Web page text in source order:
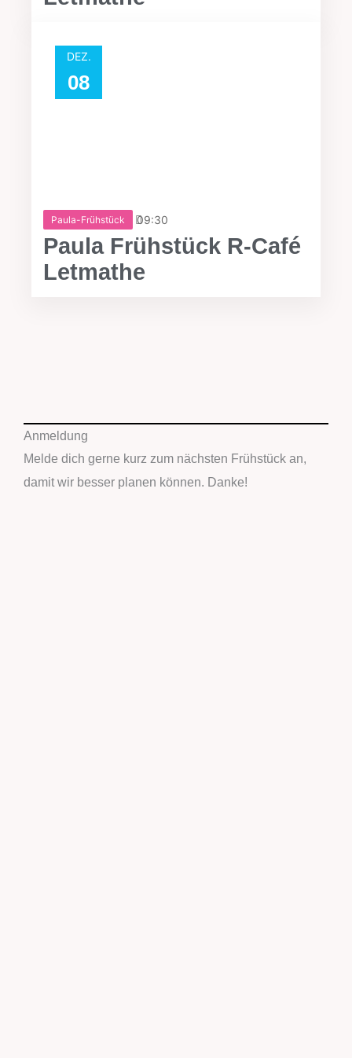
DEZ.
08
Paula-Frühstück 09:30
Paula Frühstück R-Café
Letmathe
Anmeldung
Melde dich gerne kurz zum nächsten Frühstück an,
damit wir besser planen können. Danke!